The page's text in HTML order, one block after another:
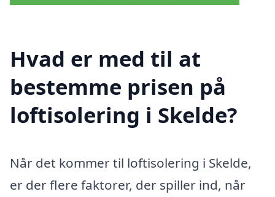
Hvad er med til at
bestemme prisen på
loftisolering i Skelde?
Når det kommer til loftisolering i Skelde,
er der flere faktorer, der spiller ind, når